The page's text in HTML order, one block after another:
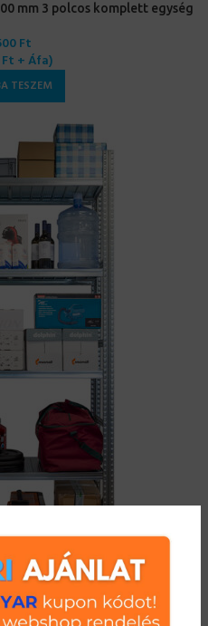
mm 3 polcos komplett egység
Ft
Ft + Áfa)
TESZEM
mm 4 polcos komplett egység
Ft